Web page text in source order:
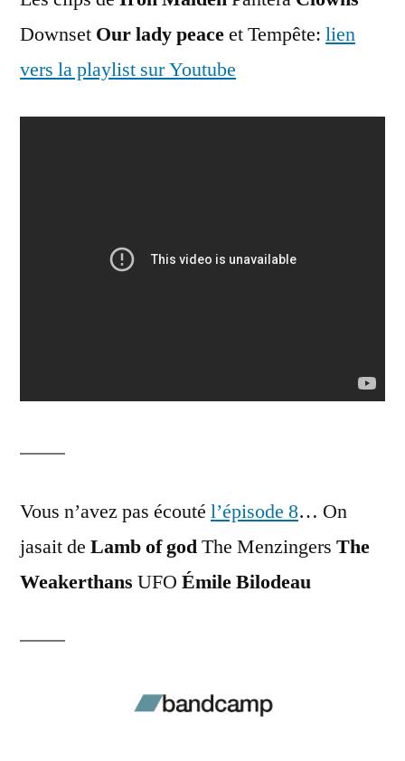
Downset Our lady peaceet Tempête: lien
vers la playlist sur Youtube
Vous n’avez pas écouté l’épisode 8… On
jasait de Lamb of godThe Menzingers The
Weakerthans UFO Émile Bilodeau